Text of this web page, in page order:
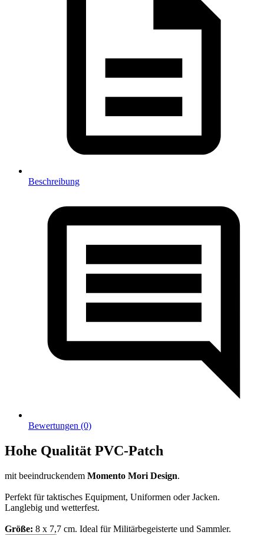
Beschreibung
Bewertungen (0)
Hohe Qualität PVC-Patch
mit beeindruckendem Momento Mori Design.
Perfekt für taktisches Equipment, Uniformen oder Jacken.
Langlebig und wetterfest.
Größe: 8 x 7,7 cm. Ideal für Militärbegeisterte und Sammler.